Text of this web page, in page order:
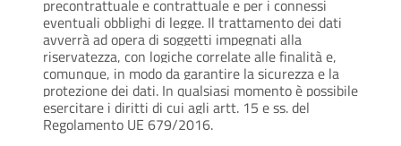
precontrattuale e contrattuale e per i connessi
eventuali obblighi di legge. Il trattamento dei dati
avverrà ad opera di soggetti impegnati alla
riservatezza, con logiche correlate alle finalità e,
comunque, in modo da garantire la sicurezza e la
protezione dei dati. In qualsiasi momento è possibile
esercitare i diritti di cui agli artt. 15 e ss. del
Regolamento UE 679/2016.